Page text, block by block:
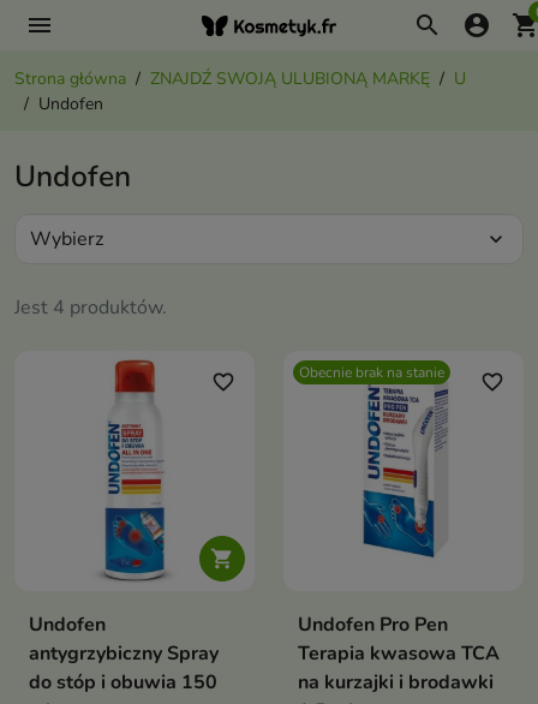
menu search account_circle
Strona główna ZNAJDŹ SWOJĄ ULUBIONĄ MARKĘ
U
Undofen
Undofen
Jest 4 produktów.
Wybierz expand_more

favorite_border
Undofen
antygrzybiczny Spray
do stóp i obuwia 150
Obecnie brak na stanie favorite_border
Undofen Pro Pen
Terapia kwasowa TCA
na kurzajki i brodawki